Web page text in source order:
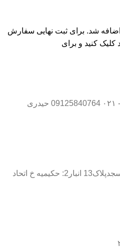
شد. برای ثبت نهایی سفارش
کنید و برای